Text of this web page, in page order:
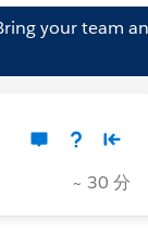
your team
~ 30 分